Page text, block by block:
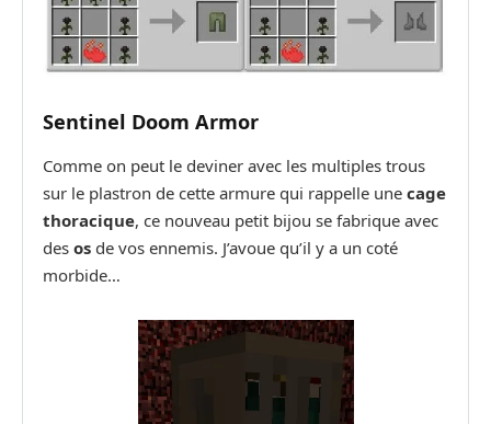
Sentinel Doom Armor
Comme on peut le deviner avec les multiples trous
sur le plastron de cette armure qui rappelle une cage
thoracique, ce nouveau petit bijou se fabrique avec
des os de vos ennemis. J’avoue qu’il y a un coté
morbide…